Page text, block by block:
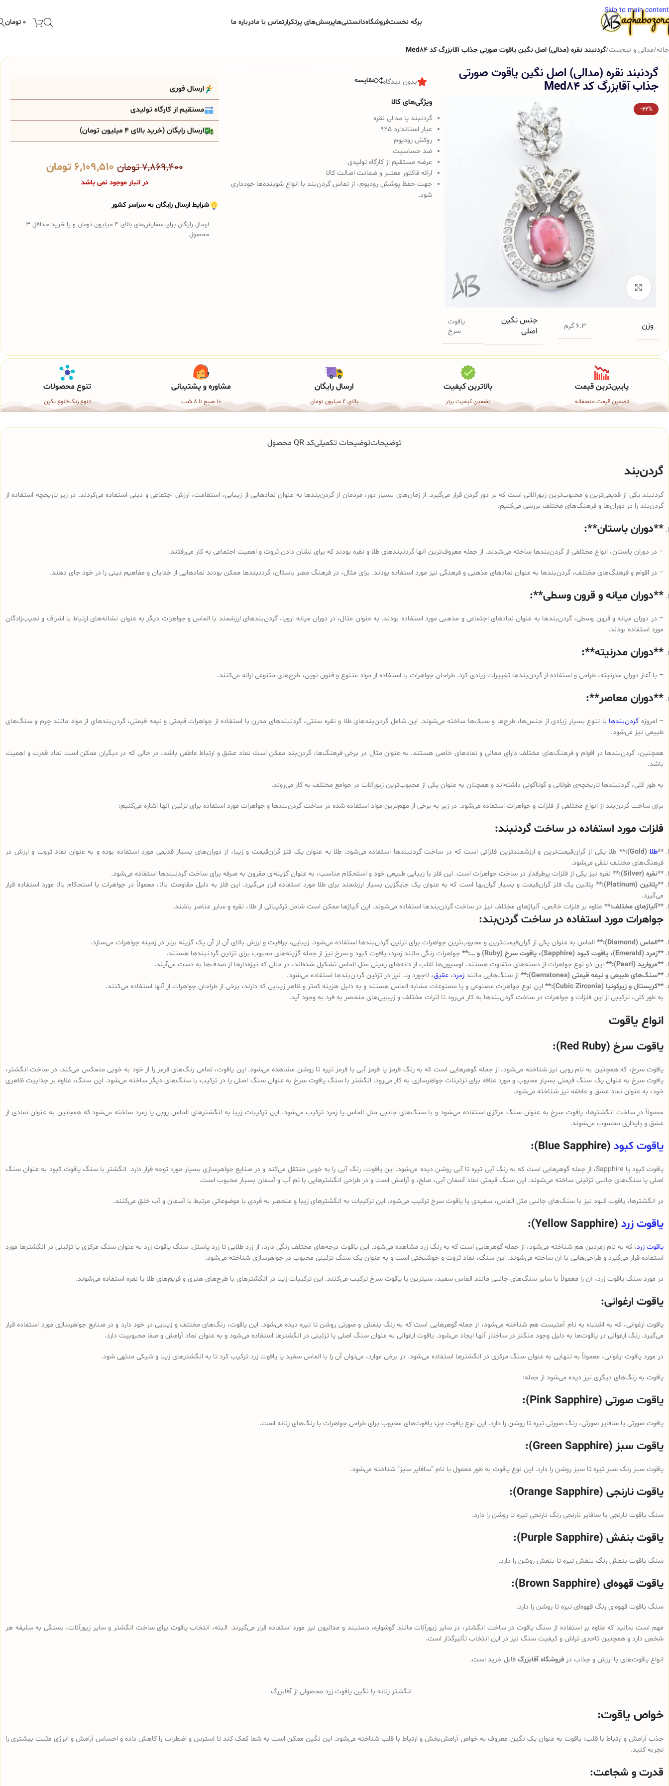
Skip to main content
برگه نخستفروشگاهدانستنی‌هاپرسش‌های پرتکرارتماس با مادرباره ما ۰ تومان
خانه/مدالی و نیم‌ست/گردنبند نقره (مدالی) اصل نگین یاقوت صورتی جذاب آقابزرگ کد Med84
گردنبند نقره (مدالی) اصل نگین یاقوت صورتی
جذاب آقابزرگ کد Med84
-22%
برای بزرگنمایی کلیک کنید
وزن 6.3 گرم
جنس نگین
اصلی
یاقوت
سرخ
بدون دیدگاه مقایسه
ویژگی‌های کالا
گردنبند یا مدالی نقره
عیار استاندارد 925
روکش رودیوم
ضد حساسیت
عرضه مستقیم از کارگاه تولیدی
ارائه فاکتور معتبر و ضمانت اصالت کالا
جهت حفظ پوشش رودیوم، از تماس گردن‌بند با انواع شوینده‌ها خودداری
شود.
ارسال فوری
مستقیم از کارگاه تولیدی
ارسال رایگان (خرید بالای 4 میلیون تومان)
۷,۸۶۹,۴۰۰تومان ۶,۱۰۹,۵۱۰ تومان
در انبار موجود نمی باشد
شرایط ارسال رایگان به سراسر کشور
ارسال رایگان برای سفارش‌های بالای 4 میلیون تومان و یا خرید حداقل 3
محصول
پایین‌ترین قیمت
تضمین قیمت منصفانه
بالاترین کیفیت
تضمین کیفیت برتر
ارسال رایگان
بالای 4 میلیون تومان
مشاوره و پشتیبانی
10 صبح تا 8 شب
تنوع محصولات
تنوع رنگ-تنوع نگین
توضیحاتتوضیحات تکمیلیکد QR محصول
گردن‌بند
گردنبند یکی از قدیمی‌ترین و محبوب‌ترین زیورآلاتی است که بر دور گردن قرار می‌گیرد. از زمان‌های بسیار دور، مردمان از گردن‌بندها به عنوان نمادهایی از زیبایی، استقامت، ارزش اجتماعی و دینی استفاده می‌کردند. در زیر تاریخچه استفاده از
گردن‌بند را در دوران‌ها و فرهنگ‌های مختلف بررسی می‌کنیم:
**دوران باستان**:
– در دوران باستان، انواع مختلفی از گردن‌بندها ساخته می‌شدند. از جمله معروف‌ترین آنها گردنبندهای طلا و نقره بودند که برای نشان دادن ثروت و اهمیت اجتماعی به کار می‌رفتند.
– در اقوام و فرهنگ‌های مختلف، گردن‌بندها به عنوان نمادهای مذهبی و فرهنگی نیز مورد استفاده بودند. برای مثال، در فرهنگ مصر باستان، گردنبندها ممکن بودند نمادهایی از خدایان و مفاهیم دینی را در خود جای دهند.
**دوران میانه و قرون وسطی**:
– در دوران میانه و قرون وسطی، گردن‌بندها به عنوان نمادهای اجتماعی و مذهبی مورد استفاده بودند. به عنوان مثال، در دوران میانه اروپا، گردن‌بندهای ارزشمند با الماس و جواهرات دیگر به عنوان نشانه‌های ارتباط با اشراف و نجیب‌زادگان
مورد استفاده بودند.
**دوران مدرنیته**:
– با آغاز دوران مدرنیته، طراحی و استفاده از گردن‌بندها تغییرات زیادی کرد. طراحان جواهرات با استفاده از مواد متنوع و فنون نوین، طرح‌های متنوعی ارائه می‌کنند.
**دوران معاصر**:
– امروزه گردن‌بندها با تنوع بسیار زیادی از جنس‌ها، طرح‌ها و سبک‌ها ساخته می‌شوند. این شامل گردن‌بندهای طلا و نقره سنتی، گردنبندهای مدرن با استفاده از جواهرات قیمتی و نیمه قیمتی، گردن‌بندهای از مواد مانند چرم و سنگ‌های
طبیعی نیز می‌شود.
همچنین، گردن‌بندها در اقوام و فرهنگ‌های مختلف دارای معانی و نمادهای خاصی هستند. به عنوان مثال در برخی فرهنگ‌ها، گردن‌بند ممکن است نماد عشق و ارتباط عاطفی باشد، در حالی که در دیگران ممکن است نماد قدرت و اهمیت
باشد.
به طور کلی، گردنبندها تاریخچه‌ی طولانی و گوناگونی داشته‌اند و همچنان به عنوان یکی از محبوب‌ترین زیورآلات در جوامع مختلف به کار می‌روند.
برای ساخت گردن‌بند از انواع مختلفی از فلزات و جواهرات استفاده می‌شود. در زیر به برخی از مهم‌ترین مواد استفاده شده در ساخت گردن‌بندها و جواهرات مورد استفاده برای تزئین آنها اشاره می‌کنیم:
فلزات مورد استفاده در ساخت گردنبند:
**طلا (Gold):**
طلا یکی از گران‌قیمت‌ترین و ارزشمندترین فلزاتی است که در ساخت گردنبندها استفاده می‌شود. طلا به عنوان یک فلز گران‌قیمت و زیبا، از دوران‌های بسیار قدیمی مورد استفاده بوده و به عنوان نماد ثروت و ارزش در
فرهنگ‌های مختلف تلقی می‌شود.
**نقره (Silver):**
نقره نیز یکی از فلزات پرطرفدار در ساخت جواهرات است. این فلز با زیبایی طبیعی خود و استحکام مناسب، به عنوان گزینه‌ای مقرون به صرفه برای ساخت گردنبندها استفاده می‌شود.
**پلاتین (Platinum):**
پلاتین یک فلز گران‌قیمت و بسیار گران‌بها است که به عنوان یک جایگزین بسیار ارزشمند برای طلا مورد استفاده قرار می‌گیرد. این فلز به دلیل مقاومت بالا، معمولاً در جواهرات با استحکام بالا مورد استفاده قرار
می‌گیرد.
**آلیاژهای مختلف:** علاوه بر فلزات خالص، آلیاژهای مختلف نیز در ساخت گردن‌بندها استفاده می‌شوند. این آلیاژها ممکن است شامل ترکیباتی از طلا، نقره و سایر عناصر باشند.
جواهرات مورد استفاده در ساخت گردن‌بند:
**الماس (Diamond):**
الماس به عنوان یکی از گران‌قیمت‌ترین و محبوب‌ترین جواهرات برای تزئین گردن‌بندها استفاده می‌شود. زیبایی، براقیت و ارزش بالای آن از آن یک گزینه برتر در زمینه جواهرات می‌سازد.
**زمرد (Emerald)، یاقوت کبود (Sapphire)، یاقوت سرخ (Ruby) و …:**
جواهرات رنگی مانند زمرد، یاقوت کبود و سرخ نیز از جمله گزینه‌های محبوب برای تزئین گردنبندها هستند.
**مروارید (Pearl):**
این دو نوع جواهرات از دسته‌های متفاوت هستند. لوسیون‌ها اغلب از دانه‌های زمینی مثل الماس تشکیل شده‌اند، در حالی که نیزه‌دارها از صدف‌ها به دست می‌آیند.
**سنگ‌های طبیعی و نیمه قیمتی (Gemstones):**
از سنگ‌هایی مانند زمرد، عقیق، لاجورد و… نیز در تزئین گردن‌بندها استفاده می‌شود.
**کریستال و زیرکونیا (Cubic Zirconia):**
این نوع جواهرات مصنوعی و یا مصنوعات مشابه الماس هستند و به دلیل هزینه کمتر و ظاهر زیبایی که دارند، برخی از طراحان جواهرات از آنها استفاده می‌کنند.
به طور کلی، ترکیبی از این فلزات و جواهرات در ساخت گردن‌بندها به کار می‌رود تا اثرات مختلف و زیبایی‌های منحصر به فرد به وجود آید.
انواع یاقوت
یاقوت سرخ (Red Ruby):
یاقوت سرخ، که همچنین به نام روبی نیز شناخته می‌شود، از جمله گوهرهایی است که به رنگ قرمز یا قرمز آبی با قرمز تیره تا روشن مشاهده می‌شود. این یاقوت، تمامی رنگ‌های قرمز را از خود به خوبی منعکس می‌کند. در ساخت انگشتر،
یاقوت سرخ به عنوان یک سنگ قیمتی بسیار محبوب و مورد علاقه برای تزئینات جواهرسازی به کار می‌رود. انگشتر با سنگ یاقوت سرخ به عنوان سنگ اصلی یا در ترکیب با سنگ‌های دیگر ساخته می‌شود. این سنگ، علاوه بر جذابیت ظاهری
خود، به عنوان نماد عشق و عاطفه نیز شناخته می‌شود.
معمولاً در ساخت انگشترها، یاقوت سرخ به عنوان سنگ مرکزی استفاده می‌شود و با سنگ‌های جانبی مثل الماس یا زمرد ترکیب می‌شود. این ترکیبات زیبا به انگشترهای الماس روبی یا زمرد ساخته می‌شود که همچنین به عنوان نمادی از
عشق و پایداری محسوب می‌شوند.
یاقوت کبود (Blue Sapphire):
یاقوت کبود یا Sapphire، از جمله گوهرهایی است که به رنگ آبی تیره تا آبی روشن دیده می‌شود. این یاقوت، رنگ آبی را به خوبی منتقل می‌کند و در صنایع جواهرسازی بسیار مورد توجه قرار دارد. انگشتر با سنگ یاقوت کبود به عنوان سنگ
اصلی یا سنگ‌های جانبی تزئینی ساخته می‌شوند. این سنگ قیمتی نماد آسمان آبی، صلح، و آرامش است و در طراحی انگشترهایی با تم آب و آسمان بسیار محبوب است.
در انگشترها، یاقوت کبود نیز با سنگ‌های جانبی مثل الماس، سفیدی یا یاقوت سرخ ترکیب می‌شود. این ترکیبات به انگشترهای زیبا و منحصر به فردی با موضوعاتی مرتبط با آسمان و آب خلق می‌کنند.
یاقوت زرد (Yellow Sapphire):
یاقوت زرد، که به نام زمردین هم شناخته می‌شود، از جمله گوهرهایی است که به رنگ زرد مشاهده می‌شود. این یاقوت درجه‌های مختلف رنگی دارد، از زرد طلایی تا زرد پاستل. سنگ یاقوت زرد به عنوان سنگ مرکزی یا تزئینی در انگشترها مورد
استفاده قرار می‌گیرد و طراحی‌هایی با آن ساخته می‌شوند. این سنگ، نماد ثروت و خوشبختی است و به عنوان یک سنگ تزئینی محبوب در جواهرسازی شناخته می‌شود.
در مورد سنگ یاقوت زرد، آن را معمولاً با سایر سنگ‌های جانبی مانند الماس سفید، سیترین یا یاقوت سرخ ترکیب می‌کنند. این ترکیبات زیبا در انگشترهای با طرح‌های هنری و فریم‌های طلا یا نقره استفاده می‌شوند.
یاقوت ارغوانی:
یاقوت ارغوانی، که به اشتباه به نام آمتیست هم شناخته می‌شود، از جمله گوهرهایی است که به رنگ بنفش و صورتی روشن تا تیره دیده می‌شود. این یاقوت، رنگ‌های مختلف و زیبایی در خود دارد و در صنایع جواهرسازی مورد استفاده قرار
می‌گیرد. رنگ ارغوانی در یاقوت‌ها به دلیل وجود منگنز در ساختار آنها ایجاد می‌شود. یاقوت ارغوانی به عنوان سنگ اصلی یا تزئینی در انگشترها استفاده می‌شود و به عنوان نماد آرامش و صفا محبوبیت دارد.
در مورد یاقوت ارغوانی، معمولاً به تنهایی به عنوان سنگ مرکزی در انگشترها استفاده می‌شود. در برخی موارد، می‌توان آن را با الماس سفید یا یاقوت زرد ترکیب کرد تا به انگشترهای زیبا و شیکی منتهی شود.
یاقوت به رنگ‌های دیگری نیز دیده می‌شود از جمله:
یاقوت صورتی (Pink Sapphire):
یاقوت صورتی یا سافایر صورتی، رنگ صورتی تیره تا روشن را دارد. این نوع یاقوت جزء یاقوت‌های محبوب برای طراحی جواهرات با رنگ‌های زنانه است.
یاقوت سبز (Green Sapphire):
یاقوت سبز رنگ سبز تیره تا سبز روشن را دارد. این نوع یاقوت به طور معمول با نام “سافایر سبز” شناخته می‌شود.
یاقوت نارنجی (Orange Sapphire):
سنگ یاقوت نارنجی یا سافایر نارنجی رنگ نارنجی تیره تا روشن را دارد.
یاقوت بنفش (Purple Sapphire):
سنگ یاقوت بنفش رنگ بنفش تیره تا بنفش روشن را دارد.
یاقوت قهوه‌ای (Brown Sapphire):
سنگ یاقوت قهوه‌ای رنگ قهوه‌ای تیره تا روشن را دارد.
مهم است بدانید که علاوه بر استفاده از سنگ یاقوت‌ در ساخت انگشتر، در سایر زیورآلات مانند گوشواره، دستبند و مدالیون نیز مورد استفاده قرار می‌گیرند. البته، انتخاب یاقوت برای ساخت انگشتر و سایر زیورآلات، بستگی به سلیقه هر
شخص دارد و همچنین تاحدی تراش و کیفیت سنگ نیز در این انتخاب تأثیرگذار است.
انواع یاقوت‌های با ارزش و جذاب در فروشگاه آقابزرگ قابل خرید است.
انگشتر زنانه با نگین یاقوت زرد محصولی از آقابزرگ
خواص یاقوت:
جذب آرامش و ارتباط با قلب: یاقوت به عنوان یک نگین معروف به خواص آرامش‌بخش و ارتباط با قلب شناخته می‌شود. این نگین ممکن است به شما کمک کند تا استرس و اضطراب را کاهش داده و احساس آرامش و انرژی مثبت بیشتری را
تجربه کنید.
قدرت و شجاعت: